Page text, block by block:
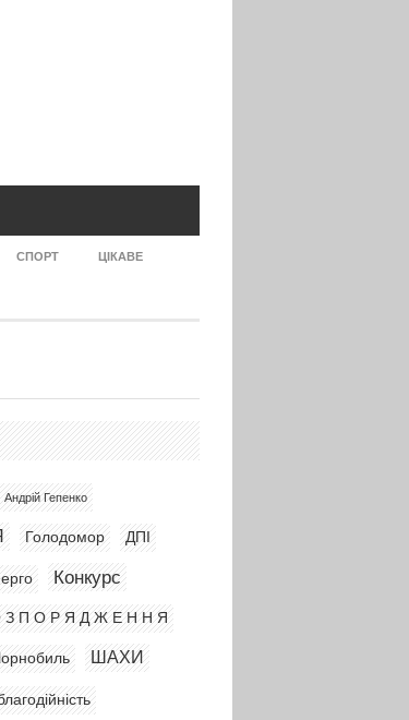
СПОРТ ЦІКАВЕ
Андрій Гепенко
Голодомор ДПІ
Конкурс
З П О Р Я Д Ж Е Н Н Я
ШАХИ